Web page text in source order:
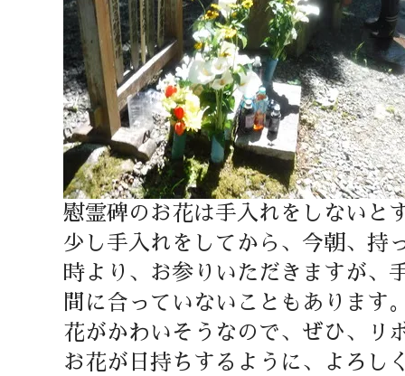
慰霊碑のお花は手入れをしないと
少し手入れをしてから、今朝、持
時より、お参りいただきますが、
間に合っていないこともあります
花がかわいそうなので、ぜひ、リ
お花が日持ちするように、よろし